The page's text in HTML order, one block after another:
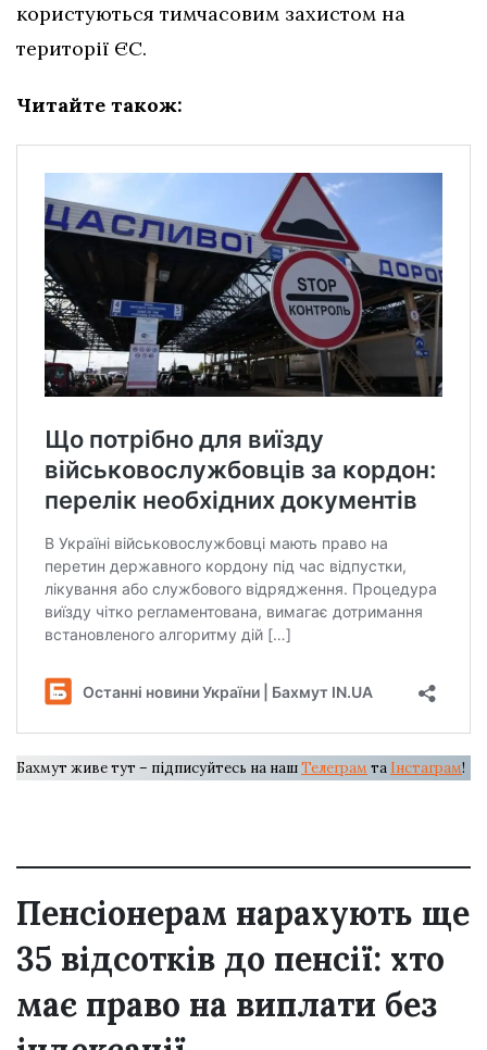
користуються тимчасовим захистом на
території ЄС.
Читайте також:
Бахмут живе тут – підписуйтесь на нашТелеграм та Інстаграм!
Пенсіонерам нарахують ще
35 відсотків до пенсії: хто
має право на виплати без